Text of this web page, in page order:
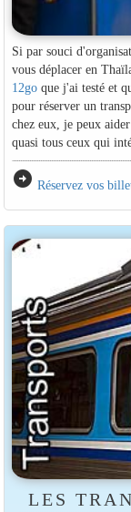
Si par souci
vous déplacer en
12goque j'ai testé et
pour réserver un
chez eux, je peux
quasi tous ceux qui
arrow_circle_right Réservez vos
LES